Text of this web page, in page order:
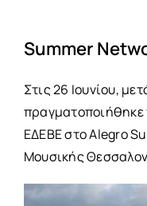
Summer
Στις 26 Ιουνίου,
πραγματοποιήθηκε
ΕΔΕΒΕ στο Alegro
Μουσικής